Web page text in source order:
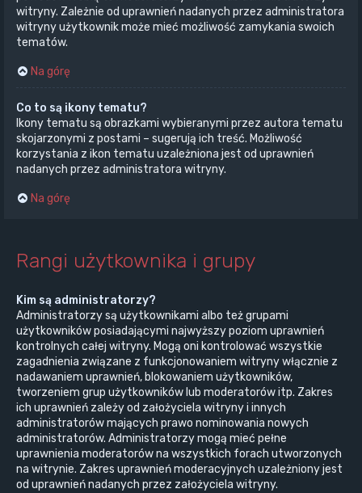
witryny. Zależnie od uprawnień nadanych przez administratora
witryny użytkownik może mieć możliwość zamykania swoich
tematów.
Na górę
Co to są ikony tematu?
Ikony tematu są obrazkami wybieranymi przez autora tematu
skojarzonymi z postami – sugerują ich treść. Możliwość
korzystania z ikon tematu uzależniona jest od uprawnień
nadanych przez administratora witryny.
Na górę
Rangi użytkownika i grupy
Kim są administratorzy?
Administratorzy są użytkownikami albo też grupami
użytkowników posiadającymi najwyższy poziom uprawnień
kontrolnych całej witryny. Mogą oni kontrolować wszystkie
zagadnienia związane z funkcjonowaniem witryny włącznie z
nadawaniem uprawnień, blokowaniem użytkowników,
tworzeniem grup użytkowników lub moderatorów itp. Zakres
ich uprawnień zależy od założyciela witryny i innych
administratorów mających prawo nominowania nowych
administratorów. Administratorzy mogą mieć pełne
uprawnienia moderatorów na wszystkich forach utworzonych
na witrynie. Zakres uprawnień moderacyjnych uzależniony jest
od uprawnień nadanych przez założyciela witryny.